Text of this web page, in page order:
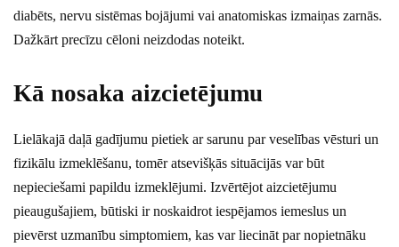
diabēts, nervu sistēmas bojājumi vai anatomiskas izmaiņas zarnās.
Dažkārt precīzu cēloni neizdodas noteikt.
Kā nosaka aizcietējumu
Lielākajā daļā gadījumu pietiek ar sarunu par veselības vēsturi un
fizikālu izmeklēšanu, tomēr atsevišķās situācijās var būt
nepieciešami papildu izmeklējumi. Izvērtējot aizcietējumu
pieaugušajiem, būtiski ir noskaidrot iespējamos iemeslus un
pievērst uzmanību simptomiem, kas var liecināt par nopietnāku